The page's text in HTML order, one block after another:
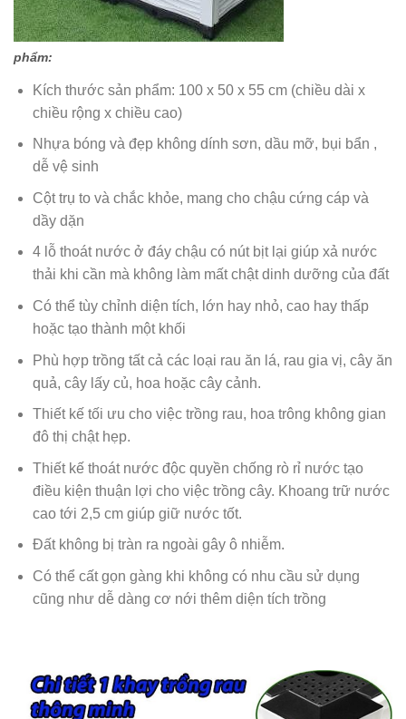
phẩm:
Kích thước sản phẩm: 100 x 50 x 55 cm (chiều dài x
chiều rộng x chiều cao)
Nhựa bóng và đẹp không dính sơn, dầu mỡ, bụi bẩn ,
dễ vệ sinh
Cột trụ to và chắc khỏe, mang cho chậu cứng cáp và
dầy dặn
4 lỗ thoát nước ở đáy chậu có nút bịt lại giúp xả nước
thải khi cần mà không làm mất chật dinh dưỡng của đất
Có thể tùy chỉnh diện tích, lớn hay nhỏ, cao hay thấp
hoặc tạo thành một khối
Phù hợp trồng tất cả các loại rau ăn lá, rau gia vị, cây ăn
quả, cây lấy củ, hoa hoặc cây cảnh.
Thiết kế tối ưu cho việc trồng rau, hoa trông không gian
đô thị chật hẹp.
Thiết kế thoát nước độc quyền chống rò rỉ nước tạo
điều kiện thuận lợi cho việc trồng cây. Khoang trữ nước
cao tới 2,5 cm giúp giữ nước tốt.
Đất không bị tràn ra ngoài gây ô nhiễm.
Có thể cất gọn gàng khi không có nhu cầu sử dụng
cũng như dễ dàng cơ nới thêm diện tích trồng